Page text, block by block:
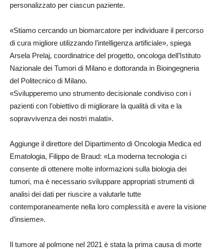
personalizzato per ciascun paziente.
«Stiamo cercando un biomarcatore per individuare il percorso
di cura migliore utilizzando l’intelligenza artificiale», spiega
Arsela Prelaj, coordinatrice del progetto, oncologa dell’Istituto
Nazionale dei Tumori di Milano e dottoranda in Bioingegneria
del Politecnico di Milano.
«Svilupperemo uno strumento decisionale condiviso con i
pazienti con l’obiettivo di migliorare la qualità di vita e la
sopravvivenza dei nostri malati».
Aggiunge il direttore del Dipartimento di Oncologia Medica ed
Ematologia, Filippo de Braud: «La moderna tecnologia ci
consente di ottenere molte informazioni sulla biologia dei
tumori, ma è necessario sviluppare appropriati strumenti di
analisi dei dati per riuscire a valutarle tutte
contemporaneamente nella loro complessità e avere la visione
d’insieme».
Il tumore al polmone nel 2021 è stata la prima causa di morte